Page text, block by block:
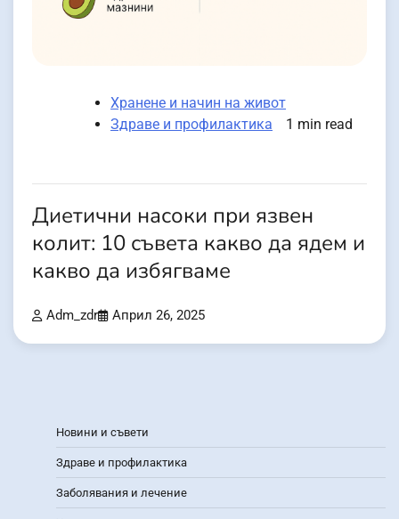
Хранене и начин на живот
Здраве и профилактика
1 min read
Диетични насоки при язвен
колит: 10 съвета какво да ядем и
какво да избягваме
Adm_zdr Април 26, 2025
Новини и съвети
Здраве и профилактика
Заболявания и лечение